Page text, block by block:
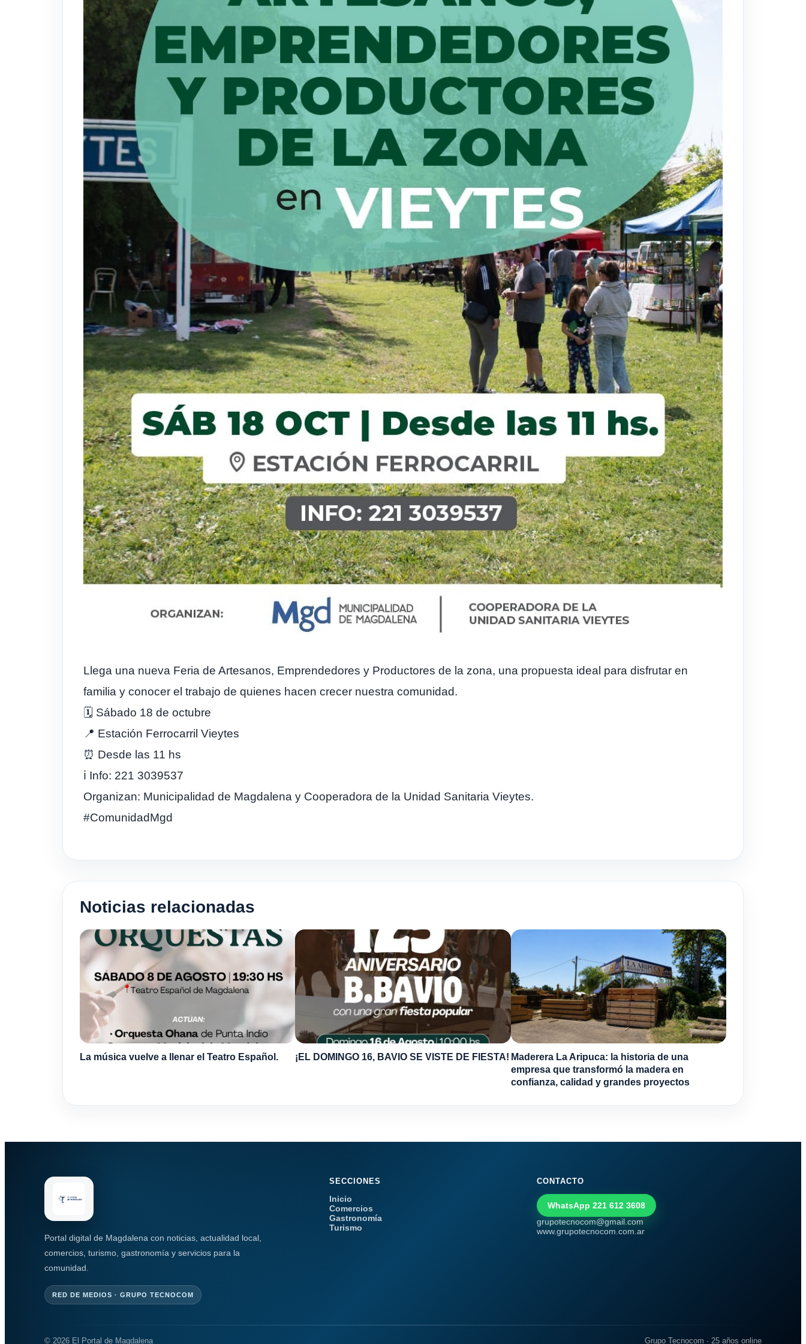
Llega una nueva Feria de Artesanos, Emprendedores y Productores de la zona, una propuesta ideal para disfrutar en
familia y conocer el trabajo de quienes hacen crecer nuestra comunidad.
🗓️ Sábado 18 de octubre
📍 Estación Ferrocarril Vieytes
⏰ Desde las 11 hs
ℹ️ Info: 221 3039537
Organizan: Municipalidad de Magdalena y Cooperadora de la Unidad Sanitaria Vieytes.
#ComunidadMgd
Noticias relacionadas
La música vuelve a llenar el Teatro Español. ¡EL DOMINGO 16, BAVIO SE VISTE DE FIESTA! Maderera La Aripuca: la historia de una
empresa que transformó la madera en
confianza, calidad y grandes proyectos
Portal digital de Magdalena con noticias, actualidad local,
comercios, turismo, gastronomía y servicios para la
comunidad.
RED DE MEDIOS · GRUPO TECNOCOM
SECCIONES
Inicio
Comercios
Gastronomía
Turismo
CONTACTO
WhatsApp 221 612 3608
grupotecnocom@gmail.com
www.grupotecnocom.com.ar
© 2026 El Portal de Magdalena Grupo Tecnocom · 25 años online